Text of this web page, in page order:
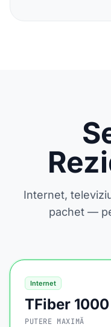
Internet,
pachet —
Internet
TFiber 1000
PUTERE MAXIMĂ